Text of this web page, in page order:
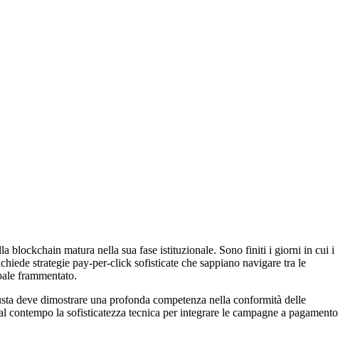
blockchain matura nella sua fase istituzionale. Sono finiti i giorni in cui i
strategie pay-per-click sofisticate che sappiano navigare tra le
frammentato.
deve dimostrare una profonda competenza nella conformità delle
la sofisticatezza tecnica per integrare le campagne a pagamento